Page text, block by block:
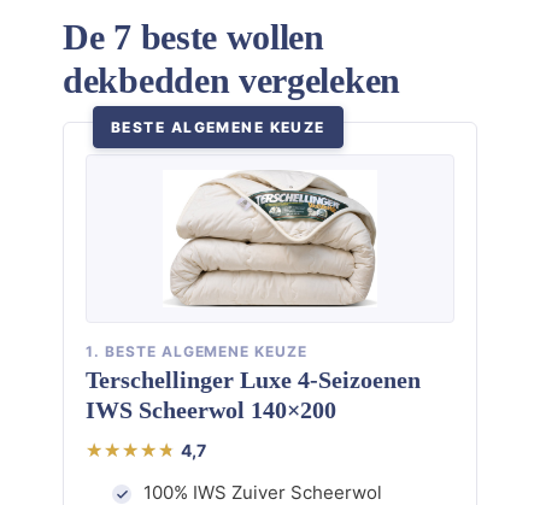
De 7 beste wollen
dekbedden vergeleken
BESTE ALGEMENE KEUZE
1. BESTE ALGEMENE KEUZE
Terschellinger Luxe 4-Seizoenen
IWS Scheerwol 140×200
4,7
100% IWS Zuiver Scheerwol